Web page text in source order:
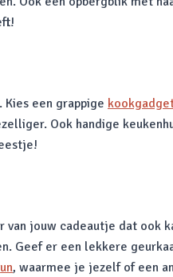
een grappige
Ook handige
jouw cadeautje dat ook
Geef er een lekkere
, waarmee je jezelf of een